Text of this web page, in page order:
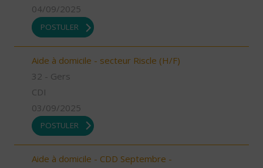
04/09/2025
POSTULER
Aide à domicile - secteur Riscle (H/F)
32 - Gers
CDI
03/09/2025
POSTULER
Aide à domicile - CDD Septembre -